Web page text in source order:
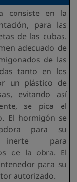
consiste en la
para las
de las cubas.
adecuado de
de las
tanto en los
un plástico de
evitando así
se pica el
El hormigón se
para su
inerte para
de la obra. El
para su
autorizado.